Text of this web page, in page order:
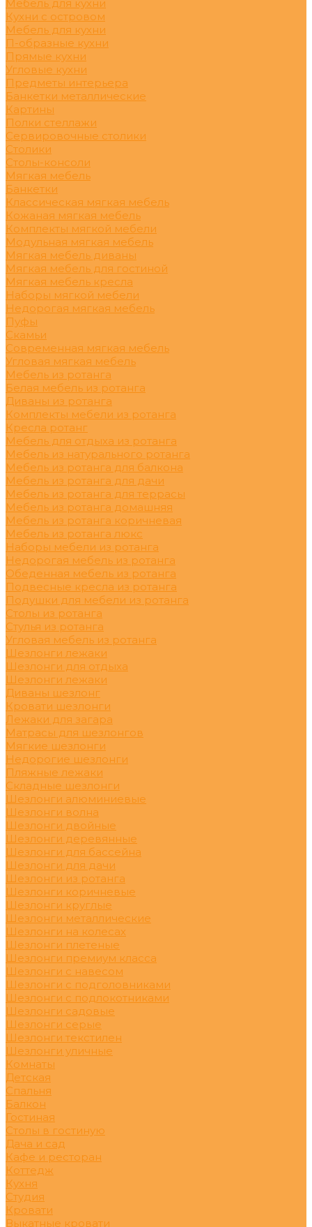
Мебель для кухни
Кухни с островом
Мебель для кухни
П-образные кухни
Прямые кухни
Угловые кухни
Предметы интерьера
Банкетки металлические
Картины
Полки стеллажи
Сервировочные столики
Столики
Столы-консоли
Мягкая мебель
Банкетки
Классическая мягкая мебель
Кожаная мягкая мебель
Комплекты мягкой мебели
Модульная мягкая мебель
Мягкая мебель диваны
Мягкая мебель для гостиной
Мягкая мебель кресла
Наборы мягкой мебели
Недорогая мягкая мебель
Пуфы
Скамьи
Современная мягкая мебель
Угловая мягкая мебель
Мебель из ротанга
Белая мебель из ротанга
Диваны из ротанга
Комплекты мебели из ротанга
Кресла ротанг
Мебель для отдыха из ротанга
Мебель из натурального ротанга
Мебель из ротанга для балкона
Мебель из ротанга для дачи
Мебель из ротанга для террасы
Мебель из ротанга домашняя
Мебель из ротанга коричневая
Мебель из ротанга люкс
Наборы мебели из ротанга
Недорогая мебель из ротанга
Обеденная мебель из ротанга
Подвесные кресла из ротанга
Подушки для мебели из ротанга
Столы из ротанга
Стулья из ротанга
Угловая мебель из ротанга
Шезлонги лежаки
Шезлонги для отдыха
Шезлонги лежаки
Диваны шезлонг
Кровати шезлонги
Лежаки для загара
Матрасы для шезлонгов
Мягкие шезлонги
Недорогие шезлонги
Пляжные лежаки
Складные шезлонги
Шезлонги алюминиевые
Шезлонги волна
Шезлонги двойные
Шезлонги деревянные
Шезлонги для бассейна
Шезлонги для дачи
Шезлонги из ротанга
Шезлонги коричневые
Шезлонги круглые
Шезлонги металлические
Шезлонги на колесах
Шезлонги плетеные
Шезлонги премиум класса
Шезлонги с навесом
Шезлонги с подголовниками
Шезлонги с подлокотниками
Шезлонги садовые
Шезлонги серые
Шезлонги текстилен
Шезлонги уличные
Комнаты
Детская
Спальня
Балкон
Гостиная
Столы в гостиную
Дача и сад
Кафе и ресторан
Коттедж
Кухня
Студия
Кровати
Выкатные кровати